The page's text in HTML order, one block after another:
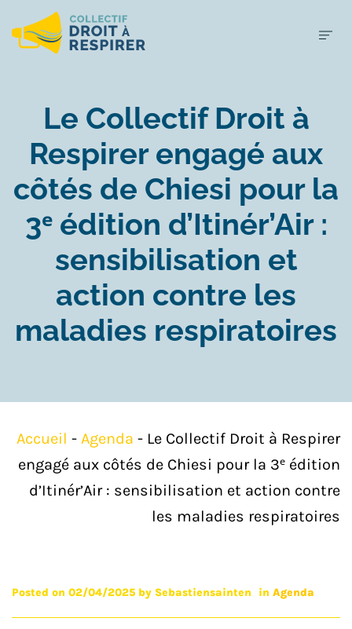
Le Collectif Droit à
Respirer engagé aux
côtés de Chiesi pour la
3ᵉ édition d’Itinér’Air :
sensibilisation et
action contre les
maladies respiratoires
Accueil - Agenda - Le Collectif Droit à Respirer
engagé aux côtés de Chiesi pour la 3ᵉ édition
d’Itinér’Air : sensibilisation et action contre
les maladies respiratoires
Posted on 02/04/2025 by Sebastiensainten in Agenda